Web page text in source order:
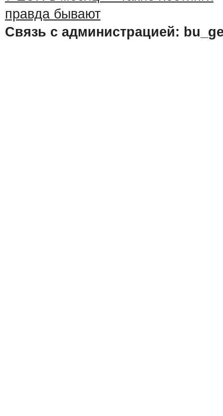
Связь с администрацией: